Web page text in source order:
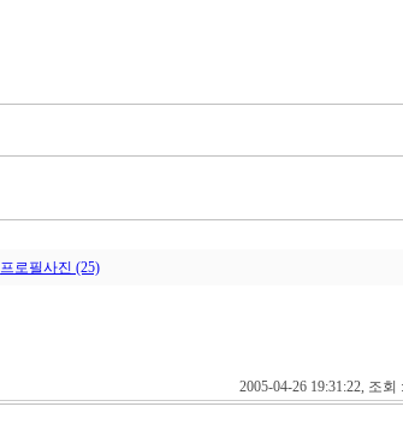
프로필사진 (25)
2005-04-26 19:31:22, 조회 :